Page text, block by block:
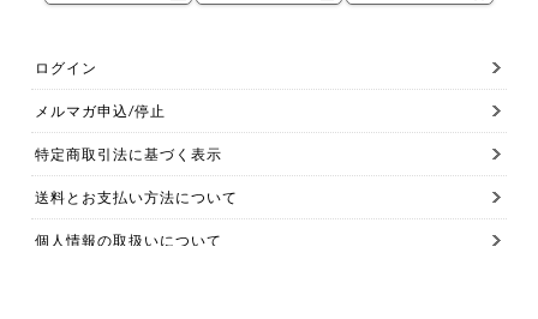
ログイン
メルマガ申込/停止
特定商取引法に基づく表示
送料とお支払い方法について
個人情報の取扱いについて